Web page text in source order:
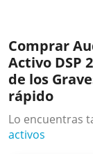
Comprar
Activo DSP
de los
rápido
Lo encuentras
activos